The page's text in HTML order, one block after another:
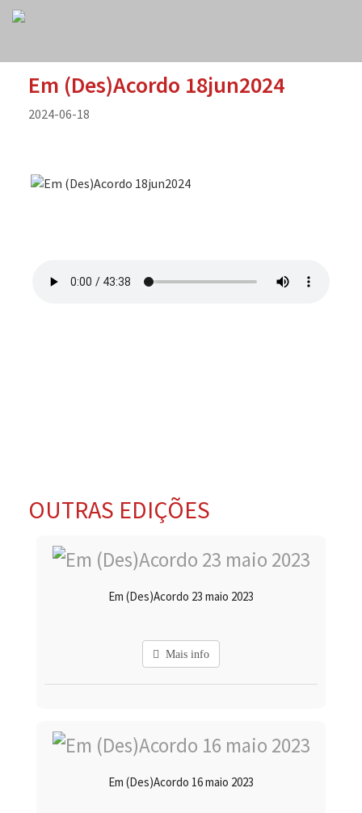
Em (Des)Acordo 18jun2024
2024-06-18
OUTRAS EDIÇÕES
Em (Des)Acordo 23 maio 2023
Mais info
Em (Des)Acordo 16 maio 2023